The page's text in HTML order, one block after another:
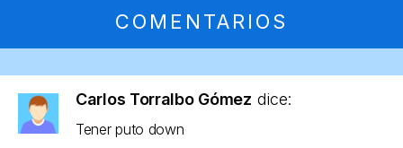
COMENTARIOS
Carlos Torralbo Gómez dice:
Tener puto down